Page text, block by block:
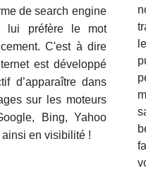
de search engine
lui préfère le mot
C'est à dire
est développé
d’apparaître dans
sur les moteurs
Bing, Yahoo
en visibilité !